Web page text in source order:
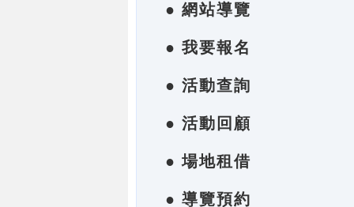
● 網站導覽
● 我要報名
● 活動查詢
● 活動回顧
● 場地租借
● 導覽預約